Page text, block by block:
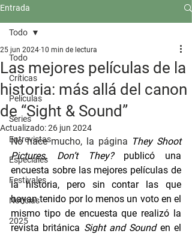
Entrada
Todo
Críticas
Películas
Series
Entrevistas
Especiales
Festivales
Noticias
2025
Todo
Las mejores películas de la
historia: más allá del canon
de “Sight & Sound”
25 jun 2024 10 min de lectura
Actualizado:26 jun 2024
No hace mucho, la página They Shoot
Pictures, Don’t They? publicó una
encuesta sobre las mejores películas de
la historia, pero sin contar las que
hayan tenido por lo menos un voto en el
mismo tipo de encuesta que realizó la
revista británica Sight and Sound en el